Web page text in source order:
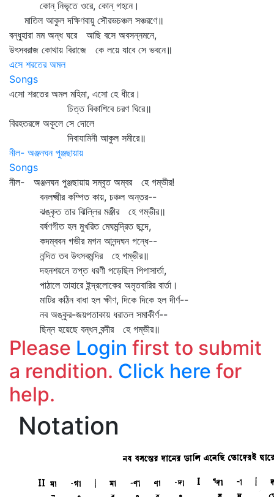
কোন্‌ নিভৃতে ওরে, কোন্‌ গহনে।
মাতিল আকুল দক্ষিণবায়ু সৌরভচঞ্চল সঞ্চরণে॥
বন্ধুহারা মম অন্ধ ঘরে আছি বসে অবসন্নমনে,
উৎসবরাজ কোথায় বিরাজে কে লয়ে যাবে সে ভবনে॥
এসে শরতের অমল
Songs
এসো শরতের অমল মহিমা, এসো হে ধীরে।
চিত্ত বিকাশিবে চরণ ঘিরে॥
বিরহতরঙ্গে অকূলে সে দোলে
দিবাযামিনী আকুল সমীরে॥
নীল- অঞ্জনঘন পুঞ্জছায়ায়
Songs
নীল- অঞ্জনঘন পুঞ্জছায়ায় সম্‌বৃত অম্বর হে গম্ভীর!
বনলক্ষ্মীর কম্পিত কায়, চঞ্চল অন্তর--
ঝঙ্কৃত তার ঝিল্লির মঞ্জীর হে গম্ভীর॥
বর্ষণগীত হল মুখরিত মেঘমন্দ্রিত ছন্দে,
কদম্ববন গভীর মগন আনন্দঘন গন্ধে--
নন্দিত তব উৎসবমন্দির হে গম্ভীর॥
দহনশয়নে তপ্ত ধরণী পড়েছিল পিপাসার্তা,
পাঠালে তাহারে ইন্দ্রলোকের অমৃতবারির বার্তা।
মাটির কঠিন বাধা হল ক্ষীণ, দিকে দিকে হল দীর্ণ--
নব অঙ্কুর-জয়পতাকায় ধরাতল সমাকীর্ণ--
ছিন্ন হয়েছে বন্ধন বন্দীর হে গম্ভীর॥
Please Login first to submit
a rendition. Click here for
help.
Notation